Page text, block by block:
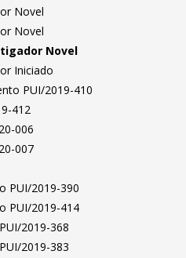
Novel
Novel
Novel
Iniciado
PUI/2019-410
412
006
007
PUI/2019-390
PUI/2019-414
2019-368
2019-383